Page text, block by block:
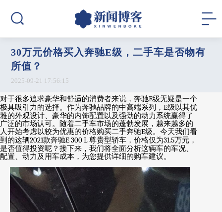
30万元价格买入奔驰E级，二手车是否物有
所值？
2025-09-21 17:56:15
对于很多追求豪华和舒适的消费者来说，奔驰E级无疑是一个
极具吸引力的选择。作为奔驰品牌的中高端系列， E级以其优
雅的外观设计、豪华的内饰配置以及强劲的动力系统赢得了
广泛的市场认可。随着二手车市场的蓬勃发展，越来越多的
人开始考虑以较为优惠的价格购买二手奔驰E级。今天我们看
到的这辆2021款奔驰E 300 L尊贵型轿车，价格仅为31.5万元，
是否值得投资呢？接下来，我们将全面分析这辆车的车况、
配置、动力及用车成本，为您提供详细的购车建议。